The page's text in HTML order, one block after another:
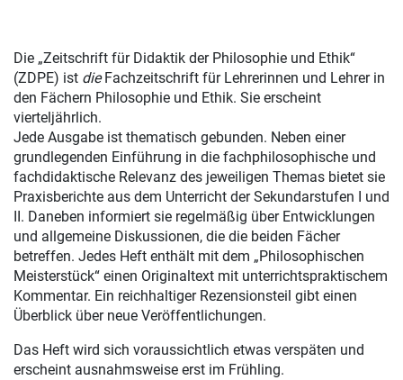
Die „Zeitschrift für Didaktik der Philosophie und Ethik“
(ZDPE) ist dieFachzeitschrift für Lehrerinnen und Lehrer in
den Fächern Philosophie und Ethik. Sie erscheint
vierteljährlich.
Jede Ausgabe ist thematisch gebunden. Neben einer
grundlegenden Einführung in die fachphilosophische und
fachdidaktische Relevanz des jeweiligen Themas bietet sie
Praxisberichte aus dem Unterricht der Sekundarstufen I und
II. Daneben informiert sie regelmäßig über Entwicklungen
und allgemeine Diskussionen, die die beiden Fächer
betreffen. Jedes Heft enthält mit dem „Philosophischen
Meisterstück“ einen Originaltext mit unterrichtspraktischem
Kommentar. Ein reichhaltiger Rezensionsteil gibt einen
Überblick über neue Veröffentlichungen.
Das Heft wird sich voraussichtlich etwas verspäten und
erscheint ausnahmsweise erst im Frühling.